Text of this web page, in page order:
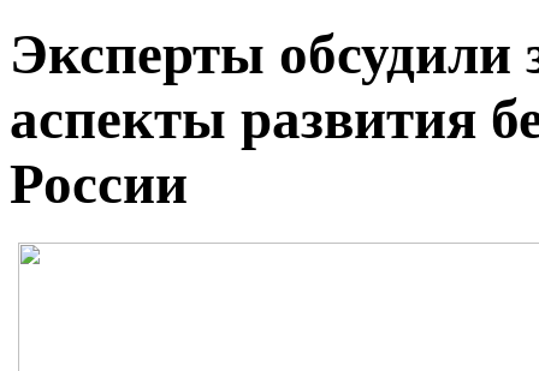
Эксперты обсудили
аспекты развития
России